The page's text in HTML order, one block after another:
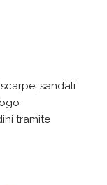
sandali
tramite